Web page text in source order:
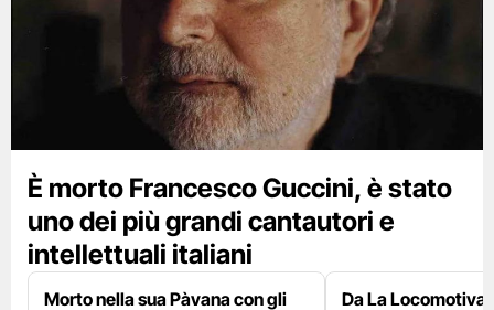
È morto Francesco Guccini, è stato
uno dei più grandi cantautori e
intellettuali italiani
Morto nella sua Pàvana con gli Da La Locomotiva